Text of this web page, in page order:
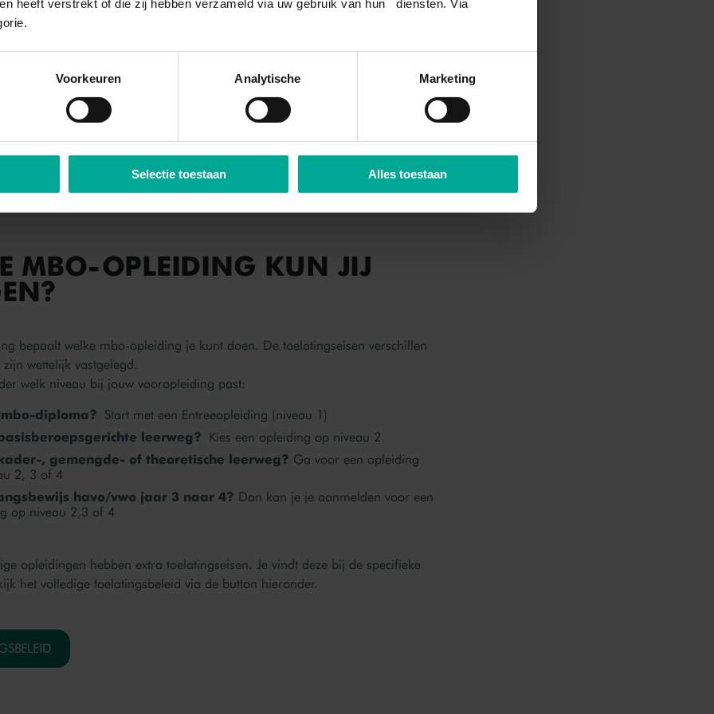
heeft verstrekt of die zij hebben verzameld via uw gebruik van hun diensten. Via
Voorkeuren Analytische Marketing
Selectie toestaan Alles toestaan
MELD JE VOOR 1
2026 AAN!
de zomer wil starten met een mbo-opleiding kan zich nog tot de
dan aan voor1 april 2026. Dan mag jij starten als je voldoet aan het
. Meld je je na 1 april 2026 aan, dan kan het zijn dat de plekken bezet zijn.
tijd aan!
MBO-OPLEIDING KUN JIJ
bepaalt welke mbo-opleiding je kunt doen. De toelatingseisen verschillen
wettelijk vastgelegd.
welk niveau bij jouw vooropleiding past:
diploma? Start met een Entreeopleiding (niveau 1)
leerweg? Kies een opleiding op niveau 2
, gemengde- of theoretische leerweg? Ga voor een opleiding
2, 3 of 4
havo/vwo jaar 3 naar 4? Dan kan je je aanmelden voor een
op niveau 2,3 of 4
opleidingen hebben extra toelatingseisen. Je vindt deze bij de specifieke
het volledige toelatingsbeleid via de button hieronder.